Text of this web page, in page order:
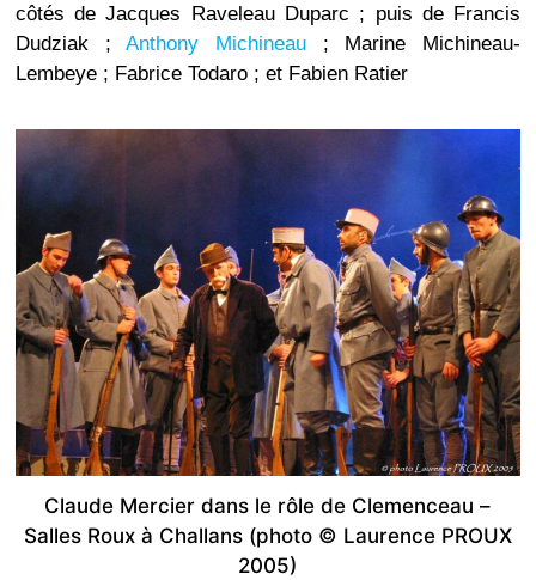
côtés de Jacques Raveleau Duparc ; puis de Francis
Dudziak ;Anthony Michineau ; Marine Michineau-
Lembeye ; Fabrice Todaro ; et Fabien Ratier
Claude Mercier dans le rôle de Clemenceau –
Salles Roux à Challans (photo © Laurence PROUX
2005)